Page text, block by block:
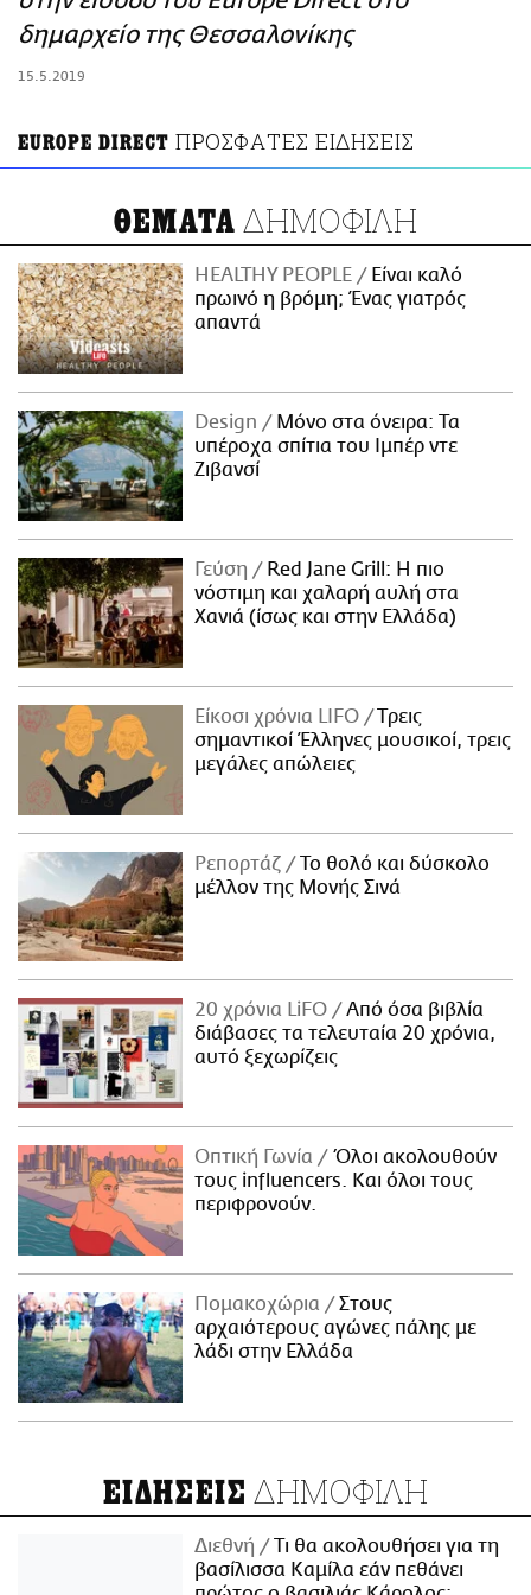
ΑΜΠΑ
δημαρχείο της Θεσσαλονίκης
15.5.2019
EUROPE DIRECT ΠΡΟΣΦΑΤΕΣ ΕΙΔΗΣΕΙΣ
ΘΕΜΑΤΑ ΔΗΜΟΦΙΛΗ
HEALTHY PEOPLE
Είναι καλό
πρωινό η βρόμη; Ένας γιατρός
απαντά
Design
Μόνο στα όνειρα: Τα
υπέροχα σπίτια του Ιμπέρ ντε
Ζιβανσί
Γεύση
Red Jane Grill: Η πιο
νόστιμη και χαλαρή αυλή στα
Χανιά (ίσως και στην Ελλάδα)
Είκοσι χρόνια LIFO
Tρεις
σημαντικοί Έλληνες μουσικοί, τρεις
μεγάλες απώλειες
Ρεπορτάζ
Το θολό και δύσκολο
μέλλον της Μονής Σινά
20 χρόνια LiFO
Από όσα βιβλία
διάβασες τα τελευταία 20 χρόνια,
αυτό ξεχωρίζεις
Οπτική Γωνία
Όλοι ακολουθούν
τους influencers. Και όλοι τους
περιφρονούν.
Πομακοχώρια
Στους
αρχαιότερους αγώνες πάλης με
λάδι στην Ελλάδα
ΕΙΔΗΣΕΙΣ ΔΗΜΟΦΙΛΗ
Διεθνή
Τι θα ακολουθήσει για τη
βασίλισσα Καμίλα εάν πεθάνει